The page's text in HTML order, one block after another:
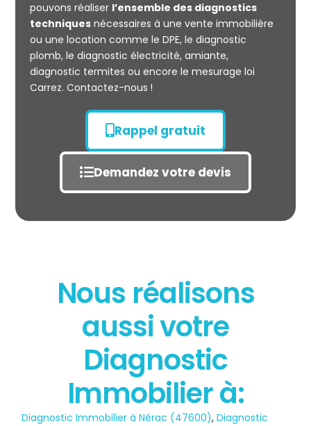
État des risques
POLLUTION
pouvons réaliser l’ensemble des diagnostics
techniquesnécessaires à une vente immobilière
ou une location comme le DPE, le diagnostic
plomb, le diagnostic électricité, amiante,
diagnostic termites ou encore le mesurage loi
Carrez. Contactez-nous !
Rappel gratuit
Demandez votre devis
Nous réalisons
aussi votre
Diagnostic
Immobilier à:
Diagnostic Immobilier à Nérac (47600),Diagnostic